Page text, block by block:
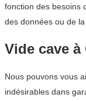
fonction des besoins
des données ou de
Vide cave à
Nous pouvons vous
indésirables dans